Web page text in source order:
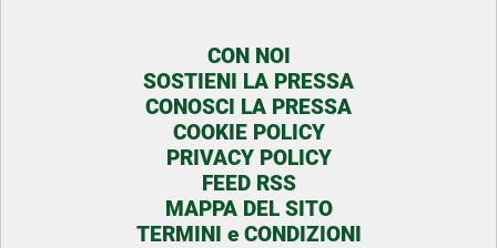
CON NOI
SOSTIENI LA PRESSA
CONOSCI LA PRESSA
COOKIE POLICY
PRIVACY POLICY
FEED RSS
MAPPA DEL SITO
TERMINI e CONDIZIONI